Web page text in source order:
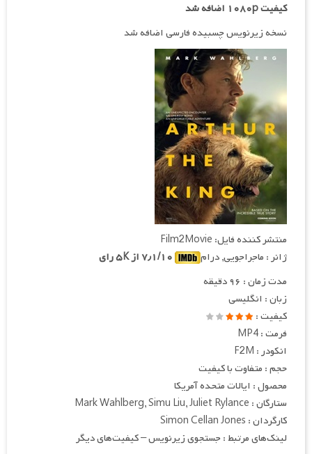
کیفیت ۱۰۸۰p اضافه شد
نسخه زیرنویس چسبیده فارسی اضافه شد
منتشر کننده فایل: Film2Movie
ژانر : ماجراجویی, درام
مدت زمان : ۹۶ دقیقه
زبان : انگلیسی
کیفیت :
فرمت : MP4
انکودر : F2M
حجم : متفاوت با کیفیت
محصول : ایالات متحده آمریکا
ستارگان : Mark Wahlberg, Simu Liu, Juliet Rylance
کارگردان : Simon Cellan Jones
لینک‌های مرتبط : جستجوی زیرنویس – کیفیت‌های دیگر